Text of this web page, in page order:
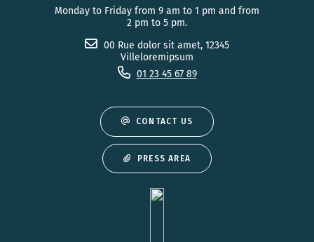
Monday to Friday from 9 am to 1 pm and from
2 pm to 5 pm.
00 Rue dolor sit amet, 12345
Villeloremipsum
01 23 45 67 89
CONTACT US
PRESS AREA